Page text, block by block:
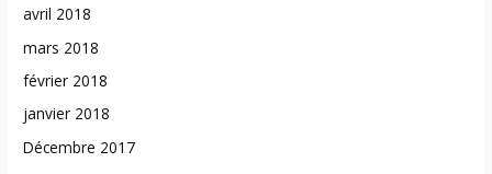
avril 2018
mars 2018
février 2018
janvier 2018
Décembre 2017